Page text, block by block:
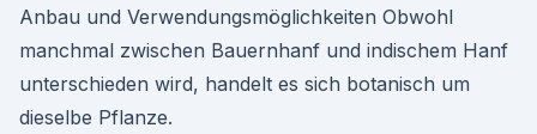
Anbau und Verwendungsmöglichkeiten Obwohl
manchmal zwischen Bauernhanf und indischem Hanf
unterschieden wird, handelt es sich botanisch um
dieselbe Pflanze.